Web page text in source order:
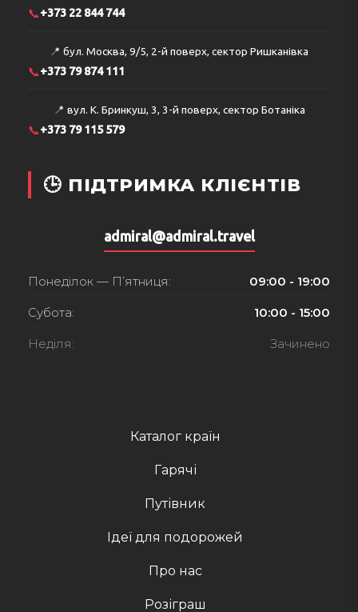
Каталог країн
Гарячі
Путівник
Ідеї для подорожей
Про нас
Розіграш
📞+373 22 844 744
📍 бул. Москва, 9/5, 2-й поверх, сектор Ришканівка
📞+373 79 874 111
📍 вул. К. Бринкуш, 3, 3-й поверх, сектор Ботаніка
📞+373 79 115 579
🕒 ПІДТРИМКА КЛІЄНТІВ
admiral@admiral.travel
Понеділок — П’ятниця: 09:00 - 19:00
Субота: 10:00 - 15:00
Неділя: Зачинено